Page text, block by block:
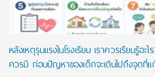
หลังเหตุรุนแรงในโรงเรียน เราควรเรียนรู้อะ
ควรมี ก่อนปัญหาของเด็กจะเดินไปถึงจุดที่